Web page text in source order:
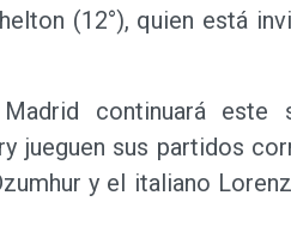
(12°), quien está
continuará este
jueguen sus partidos
y el italiano